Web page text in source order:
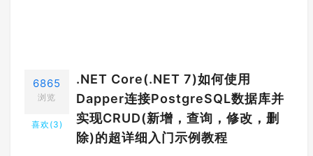
6865
浏览
喜欢(3)
.NET Core(.NET 7)如何使用
Dapper连接PostgreSQL数据库并
实现CRUD(新增，查询，修改，删
除)的超详细入门示例教程